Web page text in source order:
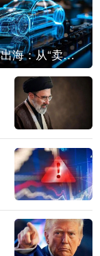
中国汽车出海：从“卖出去”到“走进去”